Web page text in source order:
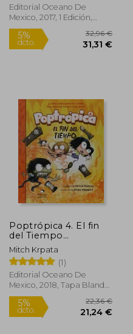
5%
dcto.
Editorial Oceano De
Mexico, 2017, 1 Edición,
Tapa Blanda, Nuevo
Poptrópica 4. El fin
del Tiempo
(Poptrópica
Mitch Krpata
(1)
Editorial Oceano De
Mexico, 2018, Tapa Blanda,
Nuevo